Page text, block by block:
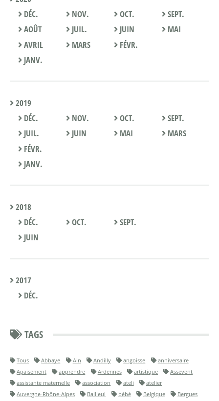
DÉC.
NOV. OCT.
SEPT.
AOÛT
JUIL. JUIN
MAI
AVRIL
MARS
FÉVR.
JANV.
2019
DÉC.
NOV. OCT.
SEPT.
JUIL.
JUIN MAI
MARS
FÉVR.
JANV.
2018
DÉC.
OCT.
SEPT.
JUIN
2017
DÉC.
TAGS
Tous Abbaye Ain Andilly angoisse
anniversaire
Apaisement
apprendre Ardennes artistique
Assevent
assistante maternelle
association ateli
atelier
Auvergne-Rhône-Alpes
Bailleul bébé Belgique
Bergues